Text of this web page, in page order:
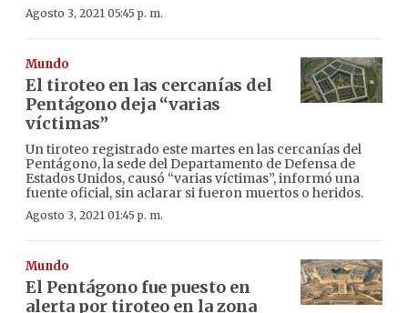
Agosto 3, 2021 05:45 p. m.
Mundo
El tiroteo en las cercanías del
Pentágono deja “varias
víctimas”
Un tiroteo registrado este martes en las cercanías del
Pentágono, la sede del Departamento de Defensa de
Estados Unidos, causó “varias víctimas”, informó una
fuente oficial, sin aclarar si fueron muertos o heridos.
Agosto 3, 2021 01:45 p. m.
Mundo
El Pentágono fue puesto en
alerta por tiroteo en la zona